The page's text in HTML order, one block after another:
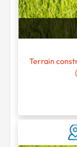
Terrain